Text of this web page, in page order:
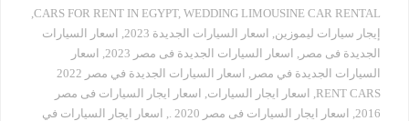
CARS FOR RENT IN EGYPT, WEDDING LIMOUSINE CAR RENTAL
,
إيجار سيارات ليموزين, اسعار السيارات الجديدة 2023 , اسعار السيارات
الجديدة فى مصر , اسعار السيارات الجديدة فى مصر 2023 , اسعار
السيارات الجديدة في مصر ,
اسعار السيارات الجديدة في مصر 2022
RENT CARS
, اسعار ايجار السيارات, اسعار ايجار السيارات فى مصر
2016
, اسعار ايجار السيارات فى مصر 2020 . , اسعار ايجار السيارات في